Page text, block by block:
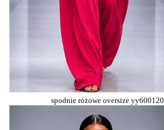
spodnie różowe oversize yy600120